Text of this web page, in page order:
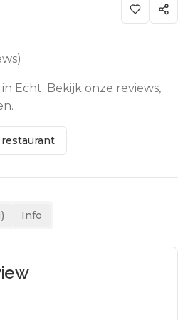
Echt. Bekijk onze reviews,
restaurant
) Info